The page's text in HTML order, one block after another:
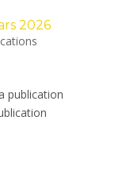
2026
publication